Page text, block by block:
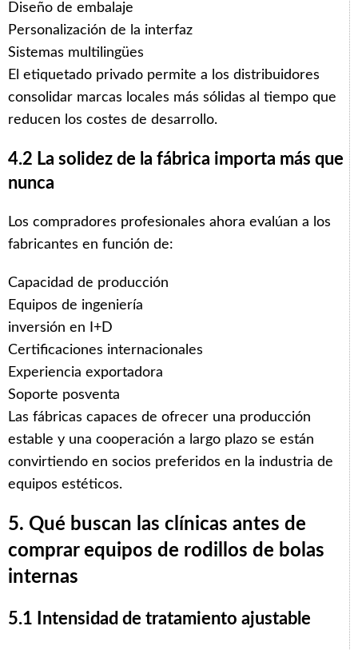
Diseño de embalaje
Personalización de la interfaz
Sistemas multilingües
El etiquetado privado permite a los distribuidores
consolidar marcas locales más sólidas al tiempo que
reducen los costes de desarrollo.
4.2 La solidez de la fábrica importa más que
nunca
Los compradores profesionales ahora evalúan a los
fabricantes en función de:
Capacidad de producción
Equipos de ingeniería
inversión en I+D
Certificaciones internacionales
Experiencia exportadora
Soporte posventa
Las fábricas capaces de ofrecer una producción
estable y una cooperación a largo plazo se están
convirtiendo en socios preferidos en la industria de
equipos estéticos.
5. Qué buscan las clínicas antes de
comprar equipos de rodillos de bolas
internas
5.1 Intensidad de tratamiento ajustable